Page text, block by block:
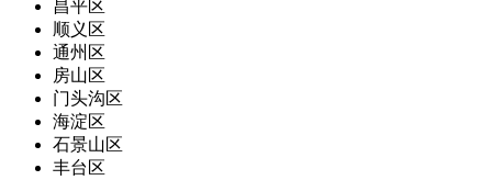
昌平区
顺义区
通州区
房山区
门头沟区
海淀区
石景山区
丰台区